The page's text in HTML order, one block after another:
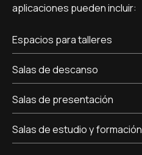
aplicaciones pueden incluir:
Espacios para talleres
Salas de descanso
Salas de presentación
Salas de estudio y formación